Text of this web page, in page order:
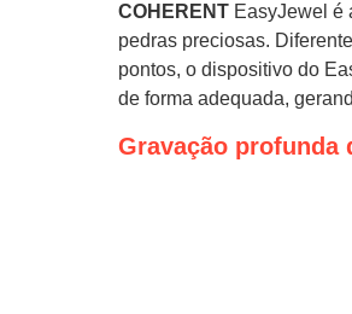
COHERENT EasyJewel é
pedras preciosas.
pontos, o dispositivo do
de forma adequada,
Gravação profunda